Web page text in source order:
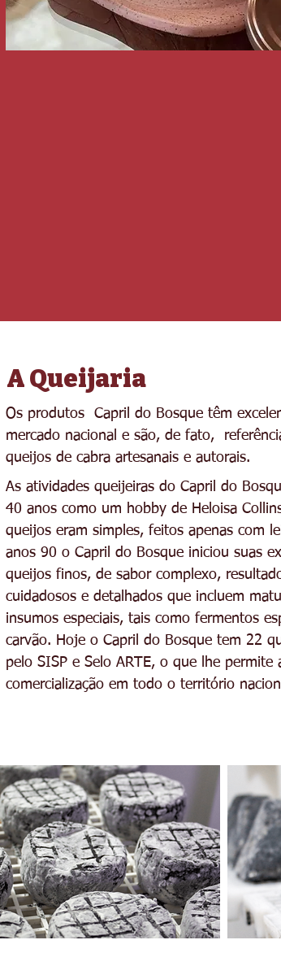
A Queijaria
Os produtos Capril do Bosque têm
mercado nacional e são, de fato,
queijos de cabra artesanais e autorais.
As atividades queijeiras do Capril do
40 anos como um hobby de Heloisa
queijos eram simples, feitos apenas com
anos 90 o Capril do Bosque iniciou suas
queijos finos, de sabor complexo,
cuidadosos e detalhados que incluem
insumos especiais, tais como fermentos
carvão. Hoje o Capril do Bosque tem 22
pelo SISP e Selo ARTE, o que lhe permite
comercialização em todo o território